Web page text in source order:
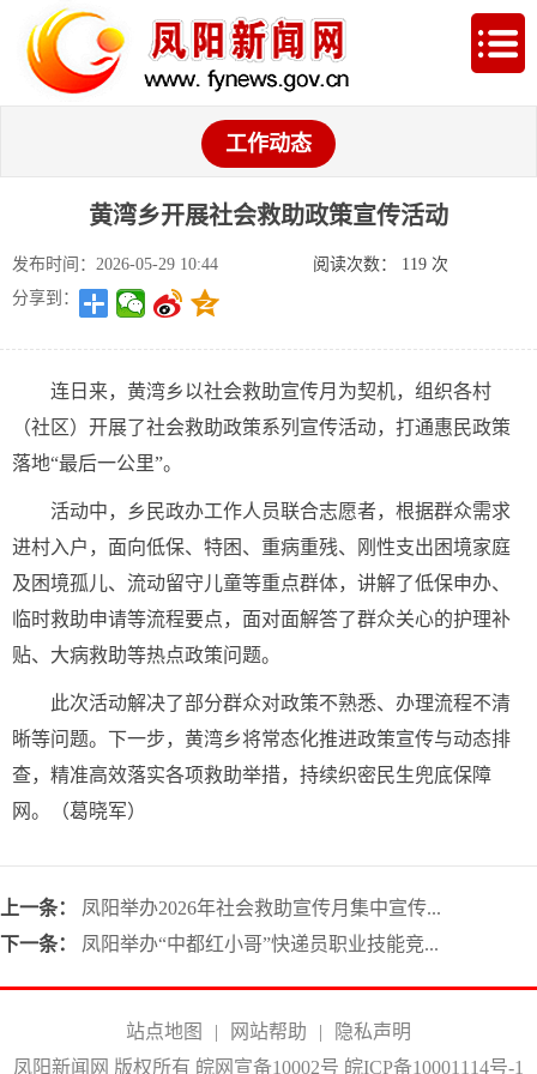
工作动态
黄湾乡开展社会救助政策宣传活动
发布时间：2026-05-29 10:44 阅读次数： 119 次
分享到：
连日来，黄湾乡以社会救助宣传月为契机，组织各村
（社区）开展了社会救助政策系列宣传活动，打通惠民政策
落地“最后一公里”。
活动中，乡民政办工作人员联合志愿者，根据群众需求
进村入户，面向低保、特困、重病重残、刚性支出困境家庭
及困境孤儿、流动留守儿童等重点群体，讲解了低保申办、
临时救助申请等流程要点，面对面解答了群众关心的护理补
贴、大病救助等热点政策问题。
此次活动解决了部分群众对政策不熟悉、办理流程不清
晰等问题。下一步，黄湾乡将常态化推进政策宣传与动态排
查，精准高效落实各项救助举措，持续织密民生兜底保障
网。（葛晓军）
上一条：
凤阳举办2026年社会救助宣传月集中宣传...
下一条：
凤阳举办“中都红小哥”快递员职业技能竞...
站点地图 | 网站帮助 |
隐私声明
凤阳新闻网 版权所有 皖网宣备10002号 皖ICP备10001114号-1